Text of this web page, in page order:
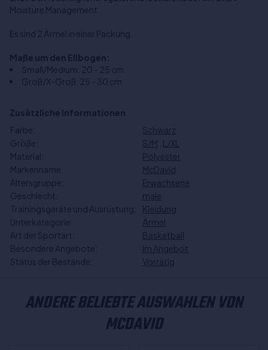
Moisture Management.
Es sind 2 Ärmel in einer Packung.
Maße um den Ellbogen:
Small/Medium: 20 - 25 cm
Groß/X-Groß: 25 - 30 cm
Zusätzliche Informationen
Farbe:
Schwarz
Größe:
S/M L/XL
Material:
Polyester
Markenname:
McDavid
Altersgruppe:
Erwachsene
Geschlecht:
male
Trainingsgeräte und Ausrüstung:
Kleidung
Unterkategorie:
Ärmel
Art der Sportart:
Basketball
Besondere Angebote:
Im Angebot
Status der Bestände:
Vorrätig
ANDERE BELIEBTE AUSWAHLEN VON
MCDAVID